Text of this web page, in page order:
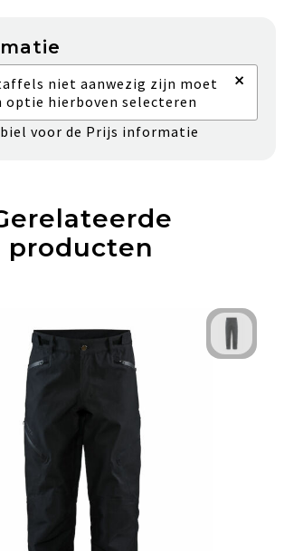
niet aanwezig zijn moet
optie hierboven selecteren
×
voor de Prijs informatie
producten